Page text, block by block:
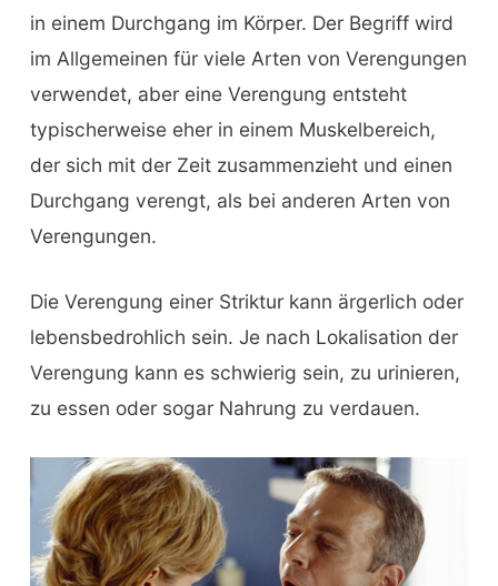
in einem Durchgang im Körper. Der Begriff wird
im Allgemeinen für viele Arten von Verengungen
verwendet, aber eine Verengung entsteht
typischerweise eher in einem Muskelbereich,
der sich mit der Zeit zusammenzieht und einen
Durchgang verengt, als bei anderen Arten von
Verengungen.
Die Verengung einer Striktur kann ärgerlich oder
lebensbedrohlich sein. Je nach Lokalisation der
Verengung kann es schwierig sein, zu urinieren,
zu essen oder sogar Nahrung zu verdauen.